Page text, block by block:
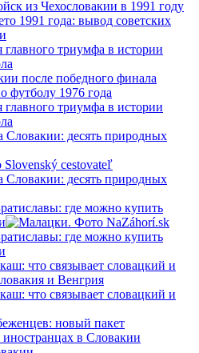
1991 года: вывод советских
главного триумфа в истории
главного триумфа в истории
Словакии: десять природных
Словакии: десять природных
где можно купить
где можно купить
что связывает словацкий и
что связывает словацкий и
новый пакет
в Словакии